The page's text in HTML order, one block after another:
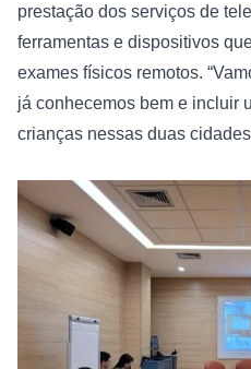
prestação dos serviços de
ferramentas e dispositivos
exames físicos remotos.
já conhecemos bem e incluir
crianças nessas duas